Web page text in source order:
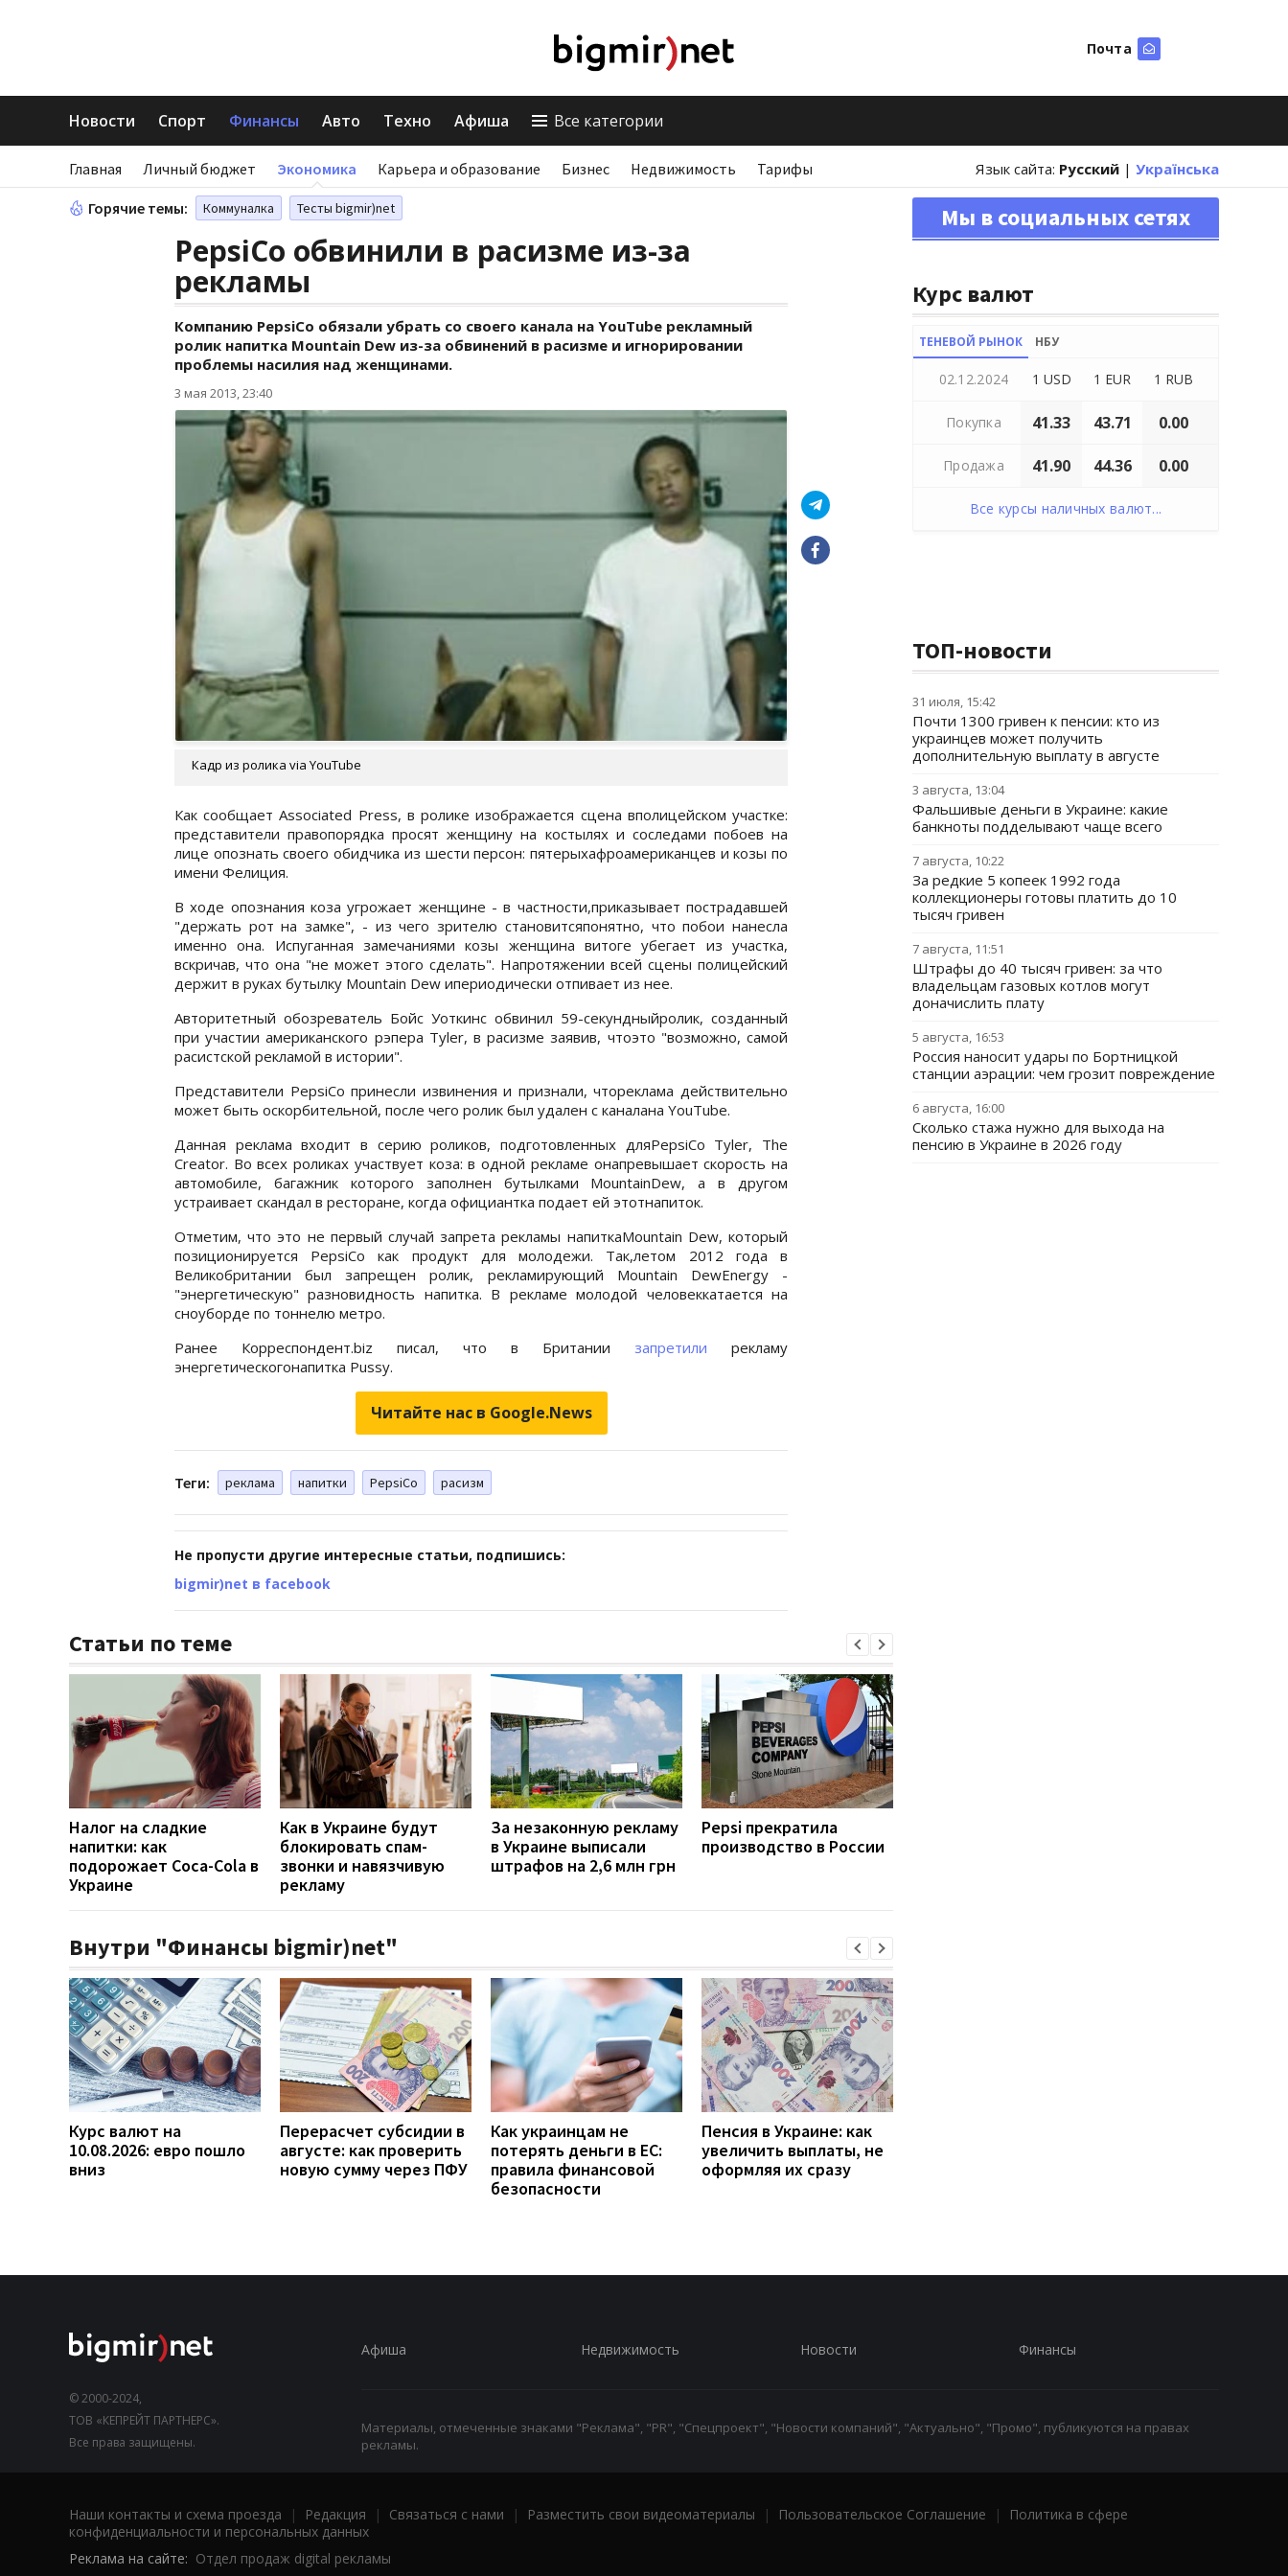
Почта
Новости Спорт Финансы Авто Техно Афиша Все категории
Главная Личный бюджет Экономика Карьера и образование Бизнес Недвижимость Тарифы Язык сайта: Русский | Українська
Горячие темы: Коммуналка Тесты bigmir)net
PepsiCo обвинили в расизме из-за
рекламы
Компанию PepsiCo обязали убрать со своего канала на YouTube рекламный
ролик напитка Mountain Dew из-за обвинений в расизме и игнорировании
проблемы насилия над женщинами.
3 мая 2013, 23:40
Кадр из ролика via YouTube
Как сообщает Associated Press, в ролике изображается сцена вполицейском участке:
представители правопорядка просят женщину на костылях и соследами побоев на
лице опознать своего обидчика из шести персон: пятерыхафроамериканцев и козы по
имени Фелиция.
В ходе опознания коза угрожает женщине - в частности,приказывает пострадавшей
"держать рот на замке", - из чего зрителю становитсяпонятно, что побои нанесла
именно она. Испуганная замечаниями козы женщина витоге убегает из участка,
вскричав, что она "не может этого сделать". Напротяжении всей сцены полицейский
держит в руках бутылку Mountain Dew ипериодически отпивает из нее.
Авторитетный обозреватель Бойс Уоткинс обвинил 59-секундныйролик, созданный
при участии американского рэпера Tyler, в расизме заявив, чтоэто "возможно, самой
расистской рекламой в истории".
Представители PepsiCo принесли извинения и признали, чтореклама действительно
может быть оскорбительной, после чего ролик был удален с каналана YouTube.
Данная реклама входит в серию роликов, подготовленных дляPepsiCo Tyler, The
Creator. Во всех роликах участвует коза: в одной рекламе онапревышает скорость на
автомобиле, багажник которого заполнен бутылками MountainDew, а в другом
устраивает скандал в ресторане, когда официантка подает ей этотнапиток.
Отметим, что это не первый случай запрета рекламы напиткаMountain Dew, который
позиционируется PepsiCo как продукт для молодежи. Так,летом 2012 года в
Великобритании был запрещен ролик, рекламирующий Mountain DewEnergy -
"энергетическую" разновидность напитка. В рекламе молодой человеккатается на
сноуборде по тоннелю метро.
Ранее Корреспондент.biz писал, что в Британии запретили рекламу
энергетическогонапитка Pussy.
Читайте нас в Google.News
Теги: реклама напитки PepsiCo расизм
Не пропусти другие интересные статьи, подпишись:
bigmir)net в facebook
Статьи по теме
Налог на сладкие
напитки: как
подорожает Coca-Cola в
Украине
Как в Украине будут
блокировать спам-
звонки и навязчивую
рекламу
За незаконную рекламу
в Украине выписали
штрафов на 2,6 млн грн
Pepsi прекратила
производство в России
Внутри "Финансы bigmir)net"
Курс валют на
10.08.2026: евро пошло
вниз
Перерасчет субсидии в
августе: как проверить
новую сумму через ПФУ
Как украинцам не
потерять деньги в ЕС:
правила финансовой
безопасности
Пенсия в Украине: как
увеличить выплаты, не
оформляя их сразу
Мы в социальных сетях
Курс валют
ТЕНЕВОЙ РЫНОК НБУ
02.12.2024 1 USD 1 EUR 1 RUB
Покупка 41.33 43.71 0.00
Продажа 41.90 44.36 0.00
Все курсы наличных валют...
ТОП-новости
31 июля, 15:42
Почти 1300 гривен к пенсии: кто из
украинцев может получить
дополнительную выплату в августе
3 августа, 13:04
Фальшивые деньги в Украине: какие
банкноты подделывают чаще всего
7 августа, 10:22
За редкие 5 копеек 1992 года
коллекционеры готовы платить до 10
тысяч гривен
7 августа, 11:51
Штрафы до 40 тысяч гривен: за что
владельцам газовых котлов могут
доначислить плату
5 августа, 16:53
Россия наносит удары по Бортницкой
станции аэрации: чем грозит повреждение
6 августа, 16:00
Сколько стажа нужно для выхода на
пенсию в Украине в 2026 году
© 2000-2024,
ТОВ «КЕПРЕЙТ ПАРТНЕРС».
Все права защищены.
Афиша Недвижимость Новости Финансы
Материалы, отмеченные знаками "Реклама", "PR", "Спецпроект", "Новости компаний", "Актуально", "Промо", публикуются на правах
рекламы.
Наши контакты и схема проезда | Редакция | Связаться с нами | Разместить свои видеоматериалы | Пользовательское Соглашение |
Политика в сфере
конфиденциальности и персональных данных
Реклама на сайте: Отдел продаж digital рекламы